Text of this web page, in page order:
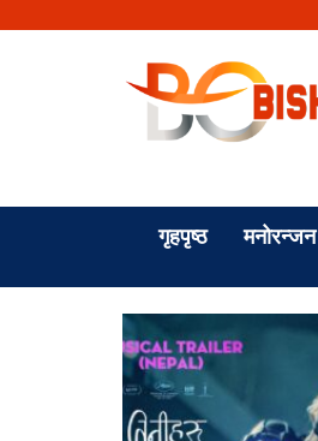
गृहपृष्ठ मनोरन्जन